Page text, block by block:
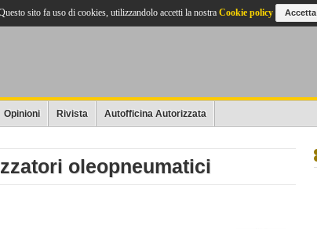
Opinioni Rivista Autofficina Autorizzata
oleopneumatici
sito fa uso di cookies, utilizzandolo accetti la nostra Cookie policy Accetta